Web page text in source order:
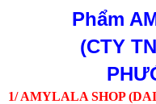
Phẩm
(CTY
1/ AMYLALA SHOP